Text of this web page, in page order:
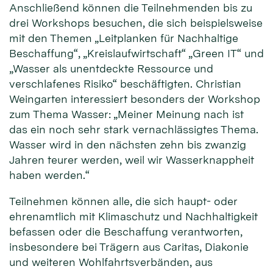
Anschließend können die Teilnehmenden bis zu
drei Workshops besuchen, die sich beispielsweise
mit den Themen „Leitplanken für Nachhaltige
Beschaffung“, „Kreislaufwirtschaft“ „Green IT“ und
„Wasser als unentdeckte Ressource und
verschlafenes Risiko“ beschäftigten. Christian
Weingarten interessiert besonders der Workshop
zum Thema Wasser: „Meiner Meinung nach ist
das ein noch sehr stark vernachlässigtes Thema.
Wasser wird in den nächsten zehn bis zwanzig
Jahren teurer werden, weil wir Wasserknappheit
haben werden.“
Teilnehmen können alle, die sich haupt- oder
ehrenamtlich mit Klimaschutz und Nachhaltigkeit
befassen oder die Beschaffung verantworten,
insbesondere bei Trägern aus Caritas, Diakonie
und weiteren Wohlfahrtsverbänden, aus